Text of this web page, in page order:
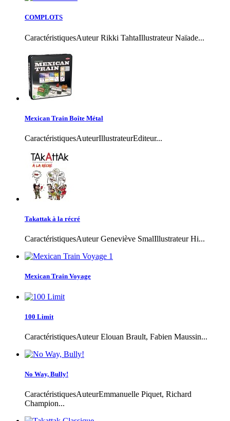
COMPLOTS
CaractéristiquesAuteur Rikki TahtaIllustrateur Naïade...
Mexican Train Boîte Métal
CaractéristiquesAuteurIllustrateurEditeur...
Takattak à la récré
CaractéristiquesAuteur Geneviève SmalIllustrateur Hi...
Mexican Train Voyage
100 Limit
CaractéristiquesAuteur Elouan Brault, Fabien Maussin...
No Way, Bully!
CaractéristiquesAuteurEmmanuelle Piquet, Richard
Champion...